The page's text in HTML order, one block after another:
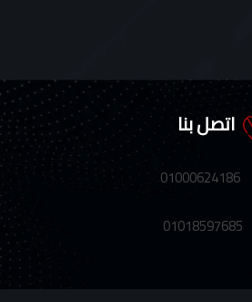
اتصل بنا
01000624186
01018597685